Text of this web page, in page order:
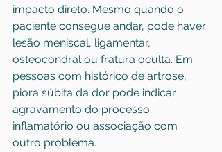
impacto direto. Mesmo quando o
paciente consegue andar, pode haver
lesão meniscal, ligamentar,
osteocondral ou fratura oculta. Em
pessoas com histórico de artrose,
piora súbita da dor pode indicar
agravamento do processo
inflamatório ou associação com
outro problema.